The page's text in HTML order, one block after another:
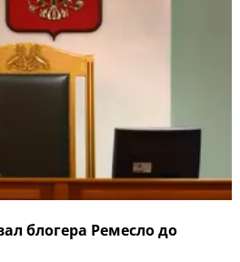
блогера Ремесло до